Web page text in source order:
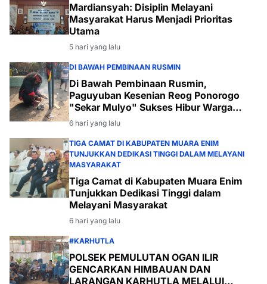
Mardiansyah: Disiplin Melayani
Masyarakat Harus Menjadi Prioritas
Utama
5 hari yang lalu
DI BAWAH PEMBINAAN RUSMIN
Di Bawah Pembinaan Rusmin,
Paguyuban Kesenian Reog Ponorogo
"Sekar Mulyo" Sukses Hibur Warga
Desa Payabakal
6 hari yang lalu
TIGA CAMAT DI KABUPATEN MUARA ENIM
TUNJUKKAN DEDIKASI TINGGI DALAM MELAYANI
MASYARAKAT
Tiga Camat di Kabupaten Muara Enim
Tunjukkan Dedikasi Tinggi dalam
Melayani Masyarakat
6 hari yang lalu
#KARHUTLA
POLSEK PEMULUTAN OGAN ILIR
GENCARKAN HIMBAUAN DAN
LARANGAN KARHUTLA MELALUI